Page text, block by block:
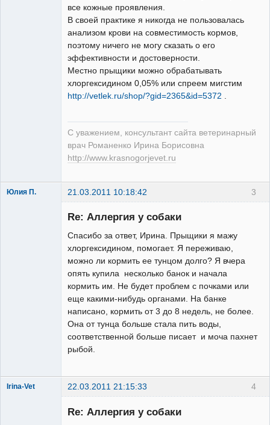
все кожные проявления.
В своей практике я никогда не пользовалась
анализом крови на совместимость кормов,
поэтому ничего не могу сказать о его
эффективности и достоверности.
Местно прыщики можно обрабатывать
хлоргексидином 0,05% или спреем мигстим
http://vetlek.ru/shop/?gid=2365&id=5372
С уважением, консультант сайта ветеринарный
врач Романенко Ирина Борисовна
http://www.krasnogorjevet.ru
3
Юлия П. 21.03.2011 10:18:42
Зарегистрированный
Re: Аллергия у собаки
Спасибо за ответ, Ирина. Прыщики я мажу
хлоргексидином, помогает. Я переживаю,
можно ли кормить ее тунцом долго? Я вчера
опять купила несколько банок и начала
кормить им. Не будет проблем с почками или
еще какими-нибудь органами. На банке
написано, кормить от 3 до 8 недель, не более.
Она от тунца больше стала пить воды,
соответственной больше писает и моча пахнет
рыбой.
4
Irina-Vet 22.03.2011 21:15:33
Re: Аллергия у собаки